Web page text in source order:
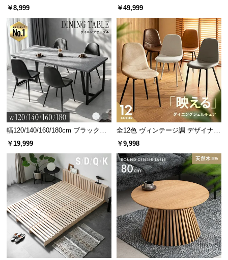
報
o.,
￥8,999
人掛けソファベッド リクライニン
￥49,999
幅120/140/160/180cm ブラックフ
レーム ダイニング 大理石調 4人掛
￥19,999
全12色 ヴィンテージ調 デザイナー
ズシェルチェア
￥9,998